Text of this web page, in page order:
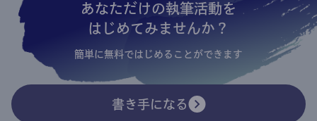
あなただけの執筆活動を
はじめてみませんか？
簡単に無料ではじめることができます
書き手になる